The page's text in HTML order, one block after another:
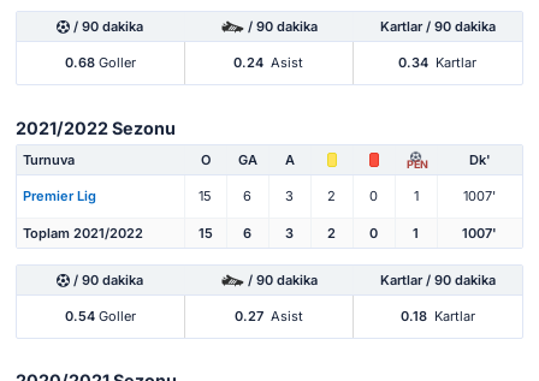
/ 90 dakika / 90 dakika Kartlar / 90 dakika
0.68Goller 0.24 Asist 0.34 Kartlar
2021/2022 Sezonu
Turnuva O GA A PEN Dk'
Premier Lig 15 6 3 2 0 1 1007'
Toplam 2021/2022 15 6 3 2 0 1 1007'
/ 90 dakika / 90 dakika Kartlar / 90 dakika
0.54Goller 0.27 Asist 0.18 Kartlar